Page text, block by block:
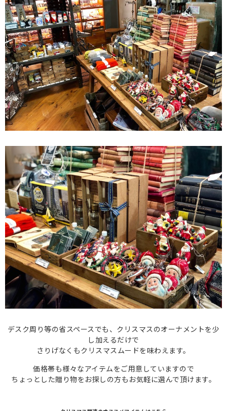
デスク周り等の省スペースでも、クリスマスのオーナメントを少
し加えるだけで
さりげなくもクリスマスムードを味わえます。
価格帯も様々なアイテムをご用意していますので
ちょっとした贈り物をお探しの方もお気軽に選んで頂けます。